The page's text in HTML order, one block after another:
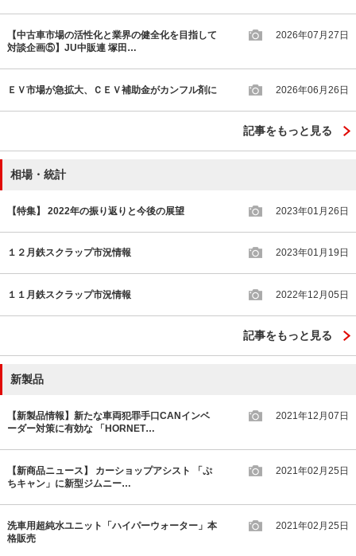
【中古車市場の活性化と業界の健全化を目指して
対談企画⑤】JU中販連 塚田…
2026年07月27日
ＥＶ市場が急拡大、ＣＥＶ補助金がカンフル剤に 2026年06月26日
記事をもっと見る
相場・統計
【特集】 2022年の振り返りと今後の展望 2023年01月26日
１２月鉄スクラップ市況情報 2023年01月19日
１１月鉄スクラップ市況情報 2022年12月05日
記事をもっと見る
新製品
【新製品情報】新たな車両犯罪手口CANインベ
ーダー対策に有効な 「HORNET…
2021年12月07日
【新商品ニュース】 カーショップアシスト 「ぷ
ちキャン」に新型ジムニー…
2021年02月25日
洗車用超純水ユニット「ハイパーウォーター」本
格販売
2021年02月25日